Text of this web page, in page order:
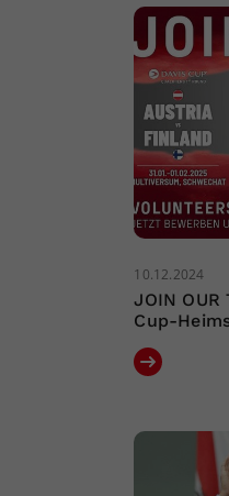
10.12.2024
JOIN
Cup-